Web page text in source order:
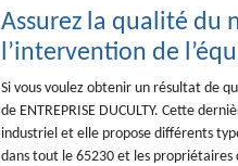
Assurez la qualité du
l’intervention de
Si vous voulez obtenir un résultat de
de ENTREPRISE DUCULTY. Cette
industriel et elle propose différents
dans tout le 65230 et les